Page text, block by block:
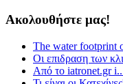
Ακολουθήστε μας!
The water footprint
Οι επιδραση των
Από το iatronet.gr